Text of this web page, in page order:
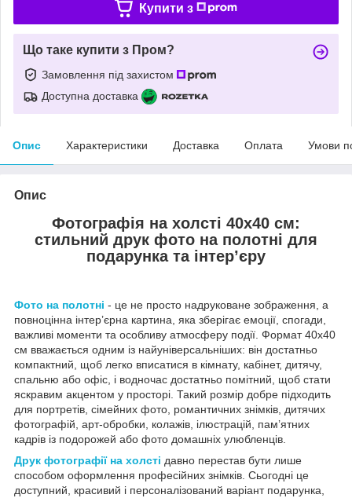
Купити з
Що таке купити з Пром?
Замовлення під захистом
Доступна доставка
Опис Характеристики Доставка Оплата Умови
Опис
Фотографія на холсті 40х40 см:
стильний друк фото на полотні для
подарунка та інтер’єру
Фото на полотні - це не просто надруковане зображення, а
повноцінна інтер’єрна картина, яка зберігає емоції, спогади,
важливі моменти та особливу атмосферу події. Формат 40х40
см вважається одним із найуніверсальніших: він достатньо
компактний, щоб легко вписатися в кімнату, кабінет, дитячу,
спальню або офіс, і водночас достатньо помітний, щоб стати
яскравим акцентом у просторі. Такий розмір добре підходить
для портретів, сімейних фото, романтичних знімків, дитячих
фотографій, арт-обробки, колажів, ілюстрацій, пам’ятних
кадрів із подорожей або фото домашніх улюбленців.
Друк фотографії на холсті давно перестав бути лише
способом оформлення професійних знімків. Сьогодні це
доступний, красивий і персоналізований варіант подарунка,